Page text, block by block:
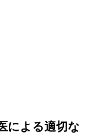
による適切な